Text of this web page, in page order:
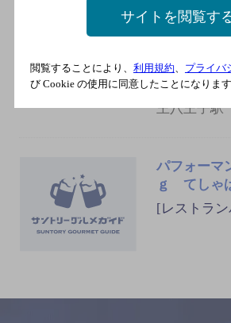
[ダイニング
ＪＲ横浜
高線 八王
快速 八王
王八王子駅
パフォーマ
ｇ てしゃ
[レストラ
サイトを閲覧す
閲覧することにより、 利用規約、 プライバ
び Cookie の使用に同意したことになります